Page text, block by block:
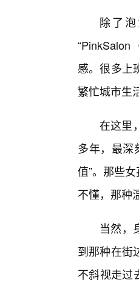
除了
“PinkSalon
感。很多上
繁忙城市生
在这里
多年，最深
值”。那些
不懂，那种
当然，
到那种在街
不斜视走过